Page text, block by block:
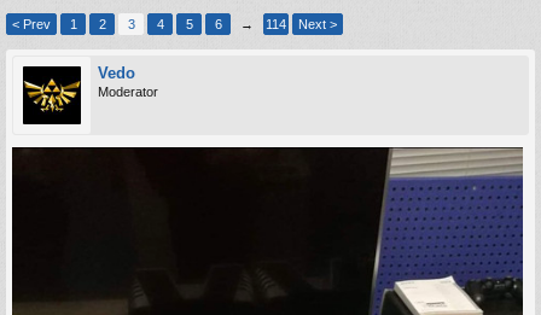
< Prev 1 2 3 4 5 6 → 114 Next >
Vedo
Moderator